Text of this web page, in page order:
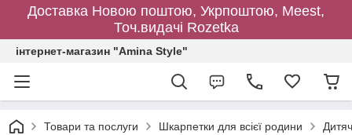
Доставка Новою поштою, Укрпоштою, Meest,
Точ.видачі Rozetka
інтернет-магазин "Amina Style"
Товари та послуги Шкарпетки для всієї родини